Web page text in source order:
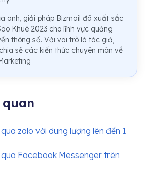
anh, giải pháp Bizmail đã xuất sắc
Khuê 2023 cho lĩnh vực quảng
thông số. Với vai trò là tác giả,
sẻ các kiến thức chuyên môn về
zalo với dung lượng lên đến 1
Facebook Messenger trên